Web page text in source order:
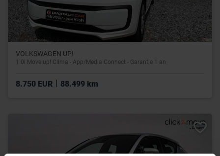
VOLKSWAGEN UP!
1.0i Move up! Clima - App/Media Connect - Garantie 1 an
8.750 EUR 88.499 km